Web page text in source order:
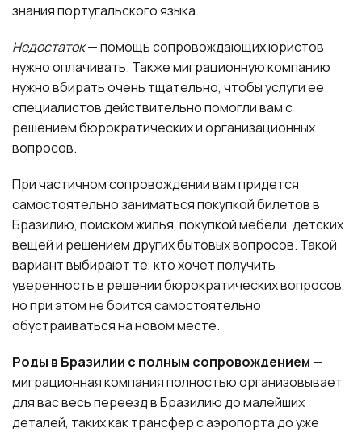
знания португальского языка.
Недостаток— помощь сопровождающих юристов
нужно оплачивать. Также миграционную компанию
нужно вбирать очень тщательно, чтобы услуги ее
специалистов действительно помогли вам с
решением бюрократических и организационных
вопросов.
При частичном сопровождении вам придется
самостоятельно заниматься покупкой билетов в
Бразилию, поиском жилья, покупкой мебели, детских
вещей и решением других бытовых вопросов. Такой
вариант выбирают те, кто хочет получить
уверенность в решении бюрократических вопросов,
но при этом не боится самостоятельно
обустраиваться на новом месте.
Роды в Бразилии с полным сопровождением —
миграционная компания полностью организовывает
для вас весь переезд в Бразилию до малейших
деталей, таких как трансфер с аэропорта до уже